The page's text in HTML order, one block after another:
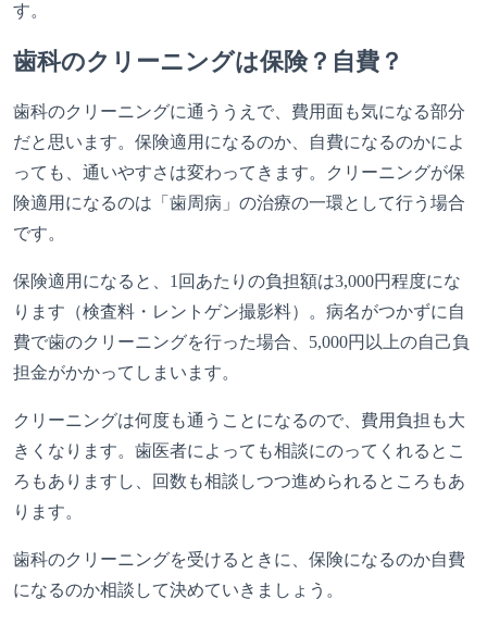
す。
歯科のクリーニングは保険？自費？
歯科のクリーニングに通ううえで、費用面も気になる部分
だと思います。保険適用になるのか、自費になるのかによ
っても、通いやすさは変わってきます。クリーニングが保
険適用になるのは「歯周病」の治療の一環として行う場合
です。
保険適用になると、1回あたりの負担額は3,000円程度にな
ります（検査料・レントゲン撮影料）。病名がつかずに自
費で歯のクリーニングを行った場合、5,000円以上の自己負
担金がかかってしまいます。
クリーニングは何度も通うことになるので、費用負担も大
きくなります。歯医者によっても相談にのってくれるとこ
ろもありますし、回数も相談しつつ進められるところもあ
ります。
歯科のクリーニングを受けるときに、保険になるのか自費
になるのか相談して決めていきましょう。